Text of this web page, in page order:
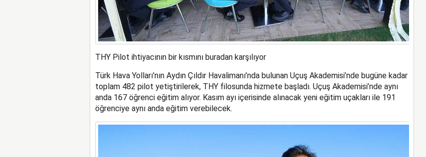
THY Pilot ihtiyacının bir kısmını buradan karşılıyor
Türk Hava Yolları’nın Aydın Çıldır Havalimanı’nda bulunan Uçuş Akademisi’nde bugüne kadar
toplam 482 pilot yetiştirilerek, THY filosunda hizmete başladı. Uçuş Akademisi’nde aynı
anda 167 öğrenci eğitim alıyor. Kasım ayı içerisinde alınacak yeni eğitim uçakları ile 191
öğrenciye aynı anda eğitim verebilecek.